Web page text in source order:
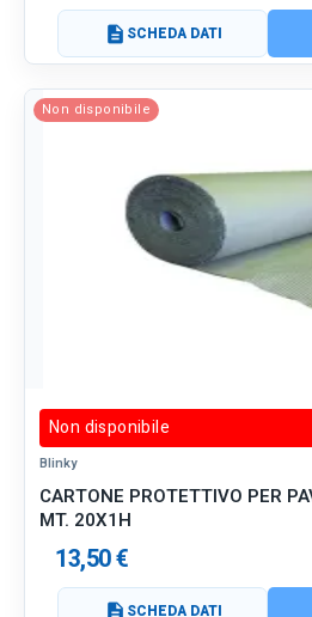
description SCHEDA DATI
Non disponibile
Non disponibile
Blinky
CARTONE PROTETTIVO PER
MT. 20X1H
13,50 €
description SCHEDA DATI